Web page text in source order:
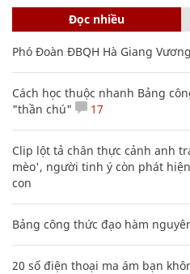
Đọc nhiều
Phó Đoàn ĐBQH Hà Giang
Cách học thuộc nhanh Bảng
"thần chú"
17
Clip lột tả chân thực cảnh anh
mèo', người tinh ý còn phát
con
Bảng công thức đạo hàm
20 số điện thoại ma ám bạn